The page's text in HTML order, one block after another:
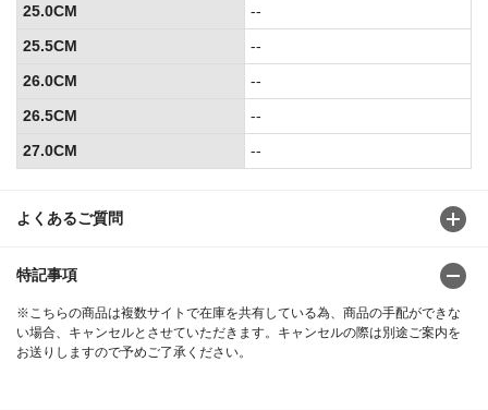
よくあるご質問
特記事項
※こちらの商品は複数サイトで在庫を共有している為、商品の手配ができな
い場合、キャンセルとさせていただきます。キャンセルの際は別途ご案内を
お送りしますので予めご了承ください。
25.0CM
--
25.5CM
--
26.0CM
--
26.5CM
--
27.0CM
--